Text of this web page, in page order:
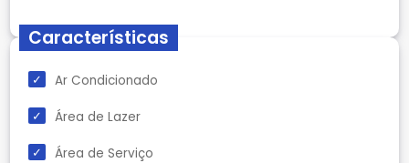
Características
Ar Condicionado
Área de Lazer
Área de Serviço